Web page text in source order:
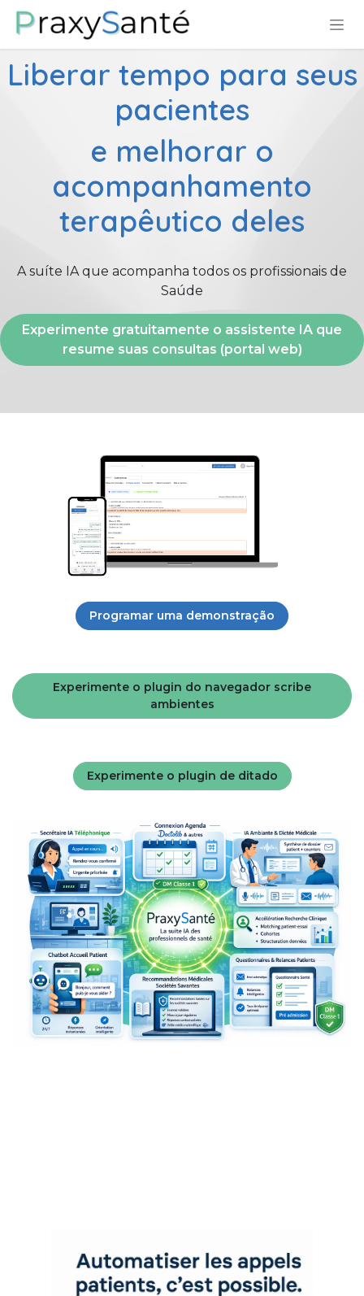
Pular para o conteúdo
Liberar tempo para seus
pacientes
e melhorar o
acompanhamento
terapêutico deles
A suíte IA que acompanha todos os profissionais de
Saúde
Experimente gratuitamente o assistente IA que
resume suas consultas (portal web)
Programar uma demonstração
Experimente o plugin do navegador scribe
ambientes
Experimente o plugin de ditado